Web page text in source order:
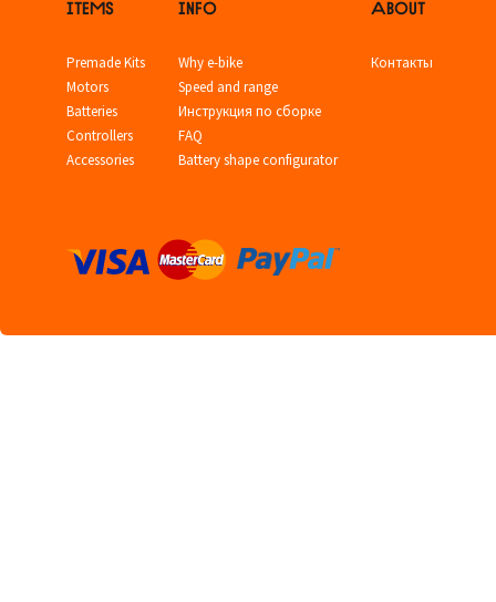
ITEMS
Premade Kits
Motors
Batteries
Controllers
Accessories
INFO
Why e-bike
Speed and range
Инструкция по сборке
FAQ
Battery shape configurator
ABOUT
Контакты